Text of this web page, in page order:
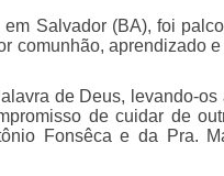
Salvador (BA), foi
comunhão, aprendizado
de Deus, levando-
de cuidar de
Fonsêca e da Pra.